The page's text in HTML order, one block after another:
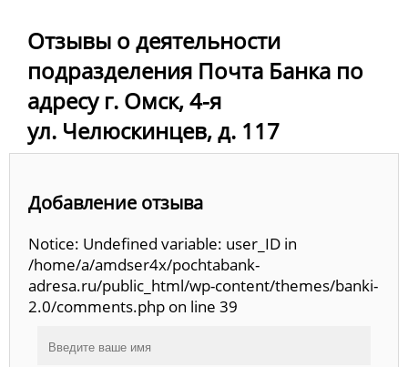
Отзывы о деятельности
подразделения Почта Банка по
адресу г. Омск, 4-я
ул. Челюскинцев, д. 117
Добавление отзыва
Notice: Undefined variable: user_ID in
/home/a/amdser4x/pochtabank-
adresa.ru/public_html/wp-content/themes/banki-
2.0/comments.php on line 39